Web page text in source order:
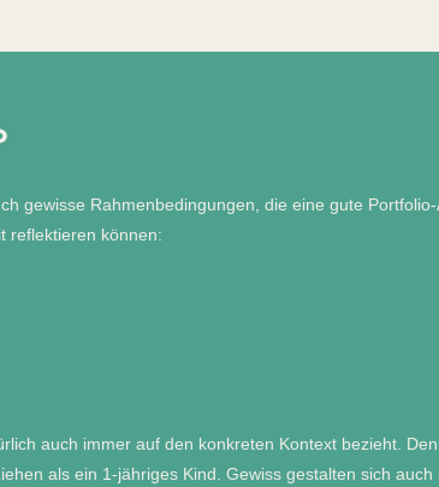
gewisse Rahmenbedingungen, die eine gute
reflektieren können:
auch immer auf den konkreten Kontext bezieht.
als ein 1-jähriges Kind. Gewiss gestalten sich